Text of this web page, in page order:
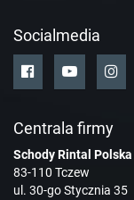
Socialmedia
Centrala firmy
Schody Rintal Polska
83-110 Tczew
ul. 30-go Stycznia 35